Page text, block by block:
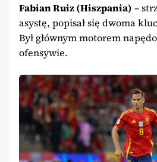
Fabian Ruiz (Hiszpania) –
asystę, popisał się dwoma
Był głównym motorem
ofensywie.